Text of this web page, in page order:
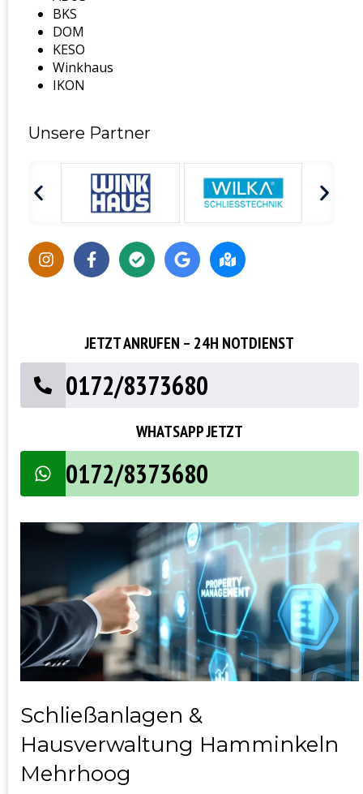
BKS
DOM
KESO
Winkhaus
IKON
Unsere Partner
JETZT ANRUFEN – 24H NOTDIENST
0172/8373680
WHATSAPP JETZT
0172/8373680
Schließanlagen &
Hausverwaltung Hamminkeln
Mehrhoog